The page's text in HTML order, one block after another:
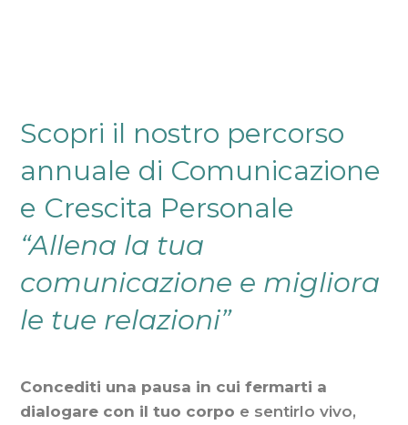
Scopri il nostro percorso
annuale di Comunicazione
e Crescita Personale
“Allena la tua
comunicazione e migliora
le tue relazioni”
Concediti una pausa in cui fermarti a
dialogare con il tuo corpo e sentirlo vivo,